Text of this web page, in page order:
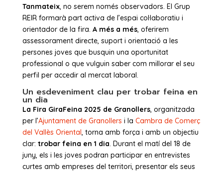
Tanmateix, no serem només observadors. El Grup
REIR formarà part activa de l’espai col·laboratiu i
orientador de la fira. A més a més, oferirem
assessorament directe, suport i orientació a les
persones joves que busquin una oportunitat
professional o que vulguin saber com millorar el seu
perfil per accedir al mercat laboral.
Un esdeveniment clau per trobar feina en
un dia
La Fira GiraFeina 2025 de Granollers, organitzada
per l’Ajuntament de Granollers i la Cambra de Comerç
del Vallès Oriental, torna amb força i amb un objectiu
clar: trobar feina en 1 dia. Durant el matí del 18 de
juny, els i les joves podran participar en entrevistes
curtes amb empreses del territori, presentar els seus